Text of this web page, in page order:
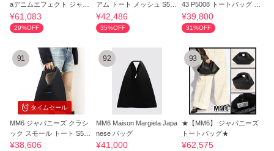
aデニムエフェクト ジャパ
ニーズバッグ
¥61,083
29%OFF
アム トート メッシュ S54
WD0039 P6414
¥42,486
35%OFF
43 P5008 トートバッグ Ja
panese
¥39,800
31%OFF
タイムセール
91
MM6 ジャパニーズ クラシ
ック スモール トート S54
WD0043 P6414
¥38,606
92
MM6 Maison Margiela Japa
nese バッグ
¥41,000
93
★【MM6】 ジャパニーズ
トートバッグ★
¥62,575